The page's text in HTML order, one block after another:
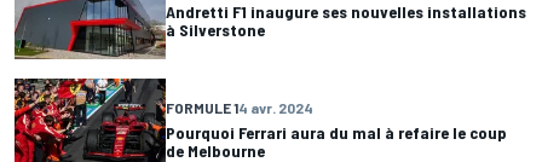
Andretti F1 inaugure ses nouvelles installations
à Silverstone
FORMULE 14 avr. 2024
Pourquoi Ferrari aura du mal à refaire le coup
de Melbourne